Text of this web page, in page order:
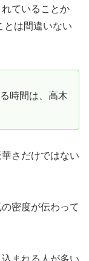
ていることか
とは間違いない
時間は、高木
さだけではない
密度が伝わって